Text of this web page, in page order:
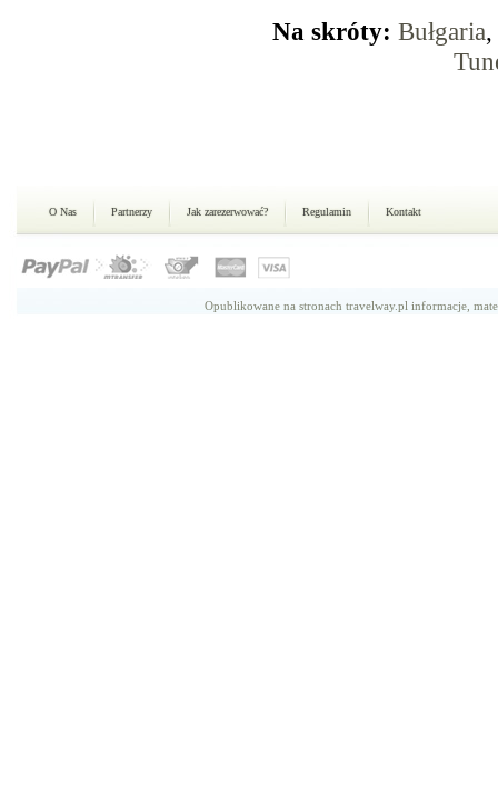
Na skróty: Bułgaria
O Nas Partnerzy Jak zarezerwować? Regulamin Kontakt
Opublikowane na stronach travelway.pl informacje,